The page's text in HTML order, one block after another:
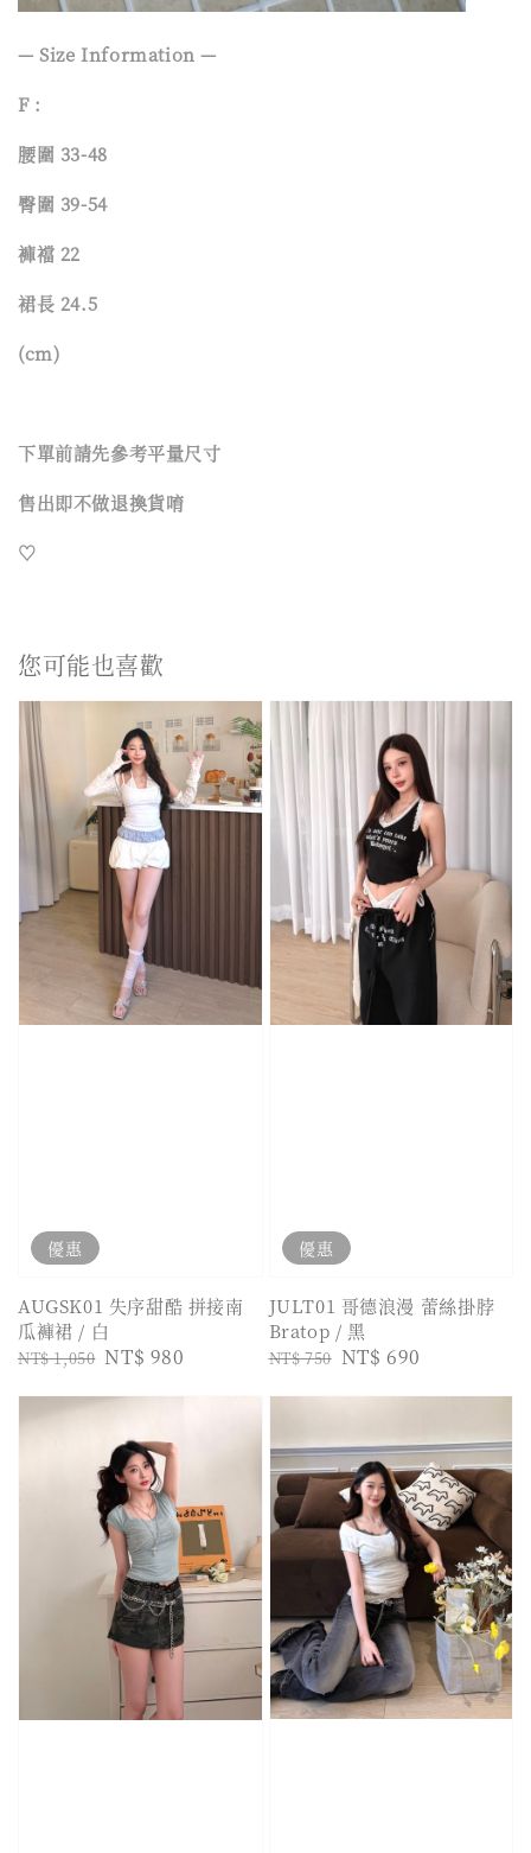
— Size Information —
F :
腰圍 33-48
臀圍 39-54
褲襠 22
裙長 24.5
(cm)
下單前請先參考平量尺寸
售出即不做退換貨唷
♡
您可能也喜歡
優惠
AUGSK01 失序甜酷 拼接南
瓜褲裙 / 白
Regular
NT$ 1,050 Sale
NT$ 980
優惠
JULT01 哥德浪漫 蕾絲掛脖
Bratop / 黑
Regular
NT$ 750 Sale
NT$ 690